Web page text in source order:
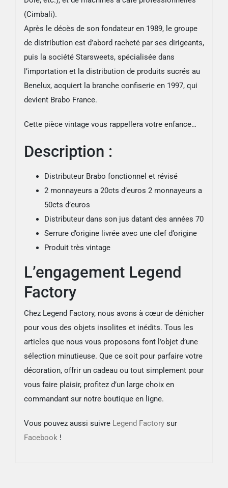
(Cimbali).
Après le décès de son fondateur en 1989, le groupe
de distribution est d’abord racheté par ses dirigeants,
puis la société Starsweets, spécialisée dans
l’importation et la distribution de produits sucrés au
Benelux, acquiert la branche confiserie en 1997, qui
devient Brabo France.
Cette pièce vintage vous rappellera votre enfance…
Description :
Distributeur Brabo fonctionnel et révisé
2 monnayeurs a 20cts d’euros 2 monnayeurs a
50cts d’euros
Distributeur dans son jus datant des années 70
Serrure d’origine livrée avec une clef d’origine
Produit très vintage
L’engagement Legend
Factory
Chez Legend Factory, nous avons à cœur de dénicher
pour vous des objets insolites et inédits. Tous les
articles que nous vous proposons font l’objet d’une
sélection minutieuse. Que ce soit pour parfaire votre
décoration, offrir un cadeau ou tout simplement pour
vous faire plaisir, profitez d’un large choix en
commandant sur notre boutique en ligne.
Vous pouvez aussi suivre Legend Factorysur
Facebook!